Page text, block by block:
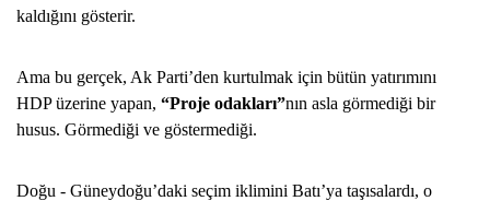
kaldığını gösterir.
Ama bu gerçek, Ak Parti’den kurtulmak için bütün yatırımını
HDP üzerine yapan, “Proje odakları”nın asla görmediği bir
husus. Görmediği ve göstermediği.
Doğu - Güneydoğu’daki seçim iklimini Batı’ya taşısalardı, o